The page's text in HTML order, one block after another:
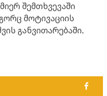
შემთხვევაში
მოტივაციის
განვითარებაში.